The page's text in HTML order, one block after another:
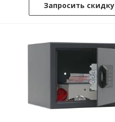
Запросить скидку